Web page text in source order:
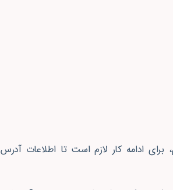
برای ادامه کار لازم است تا اطلاعات آدرس